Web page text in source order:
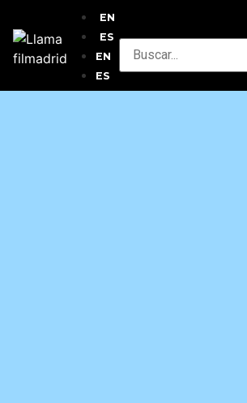
EN
ES
EN
ES